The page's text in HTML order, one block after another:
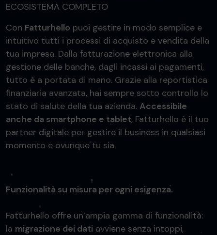
ECOSISTEMA COMPLETO
Con Fatturhello puoi gestire in modo semplice e
intuitivo tutti i processi di acquisto e vendita della
tua impresa. Dalla fatturazione elettronica alla
gestione delle banche, dagli incassi ai pagamenti,
tutto è a portata di mano. Grazie alla reportistica
finanziaria avanzata, hai sempre sotto controllo lo
stato di salute della tua azienda. Accessibile
anche da smartphone e tablet, Fatturhello è il tuo
partner digitale per gestire il business in qualsiasi
momento e ovunque tu sia.
Funzionalità su misura per ogni esigenza.
Fatturhello offre un’ampia gamma di funzionalità:
la migrazione dei dati avviene senza intoppi,